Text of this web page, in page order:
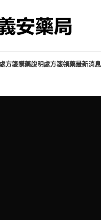
方箋購藥說明處方箋領藥最新消息